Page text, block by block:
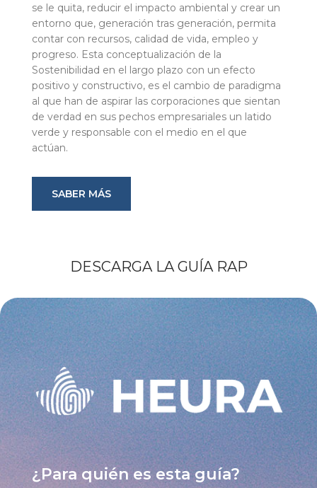
se le quita, reducir el impacto ambiental y crear un
entorno que, generación tras generación, permita
contar con recursos, calidad de vida, empleo y
progreso. Esta conceptualización de la
Sostenibilidad en el largo plazo con un efecto
positivo y constructivo, es el cambio de paradigma
al que han de aspirar las corporaciones que sientan
de verdad en sus pechos empresariales un latido
verde y responsable con el medio en el que
actúan.
SABER MÁS
DESCARGA LA GUÍA RAP
¿Para quién es esta guía?